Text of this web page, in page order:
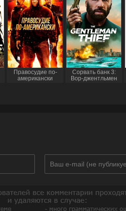
Правосудие по-
американски
Сорвать банк 3:
Вор-джентльмен